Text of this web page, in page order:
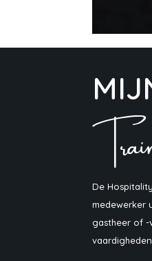
De
medewerker
gastheer of -